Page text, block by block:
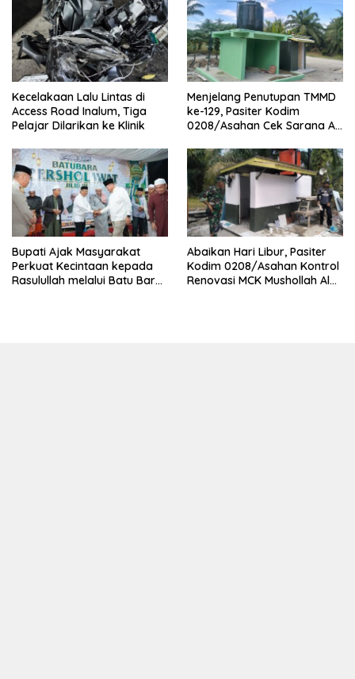
Kecelakaan Lalu Lintas di
Access Road Inalum, Tiga
Pelajar Dilarikan ke Klinik
Menjelang Penutupan TMMD
ke-129, Pasiter Kodim
0208/Asahan Cek Sarana Air
Bupati Ajak Masyarakat
Perkuat Kecintaan kepada
Rasulullah melalui Batu Bara
Abaikan Hari Libur, Pasiter
Kodim 0208/Asahan Kontrol
Renovasi MCK Mushollah Al